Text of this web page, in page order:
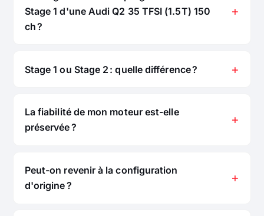
Stage 1 d'une Audi Q2 35 TFSI (1.5T) 150
ch ?
Stage 1 ou Stage 2 : quelle différence ?
La fiabilité de mon moteur est-elle
préservée ?
Peut-on revenir à la configuration
d'origine ?